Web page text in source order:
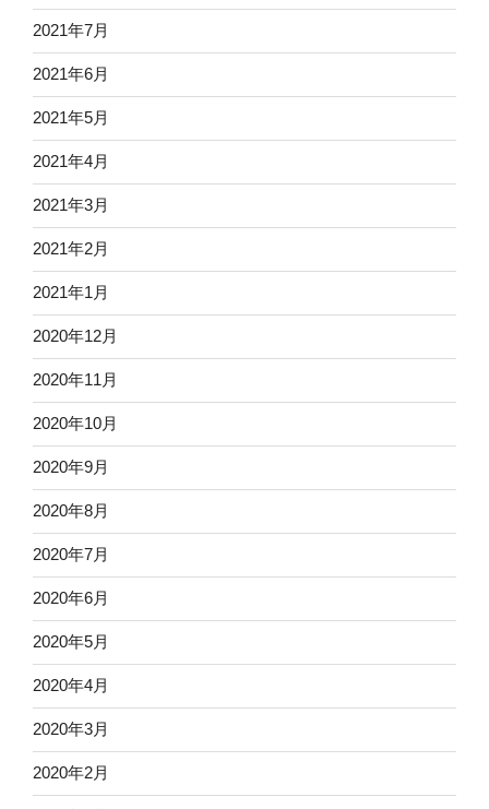
2021年7月
2021年6月
2021年5月
2021年4月
2021年3月
2021年2月
2021年1月
2020年12月
2020年11月
2020年10月
2020年9月
2020年8月
2020年7月
2020年6月
2020年5月
2020年4月
2020年3月
2020年2月